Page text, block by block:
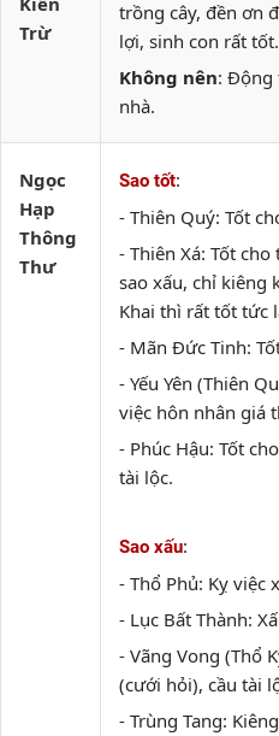
Trừ
trồng cây, đền ơn
lợi, sinh con rất tốt.
Không nên: Động
nhà.
Ngọc
Hạp
Thông
Thư
Sao tốt:
- Thiên Quý: Tốt
- Thiên Xá: Tốt
sao xấu, chỉ kiêng
Khai thì rất tốt tức
- Mãn Đức Tinh:
- Yếu Yên (Thiên
việc hôn nhân giá
- Phúc Hậu: Tốt
tài lộc.
Sao xấu:
- Thổ Phủ: Kỵ việc
- Lục Bất Thành:
- Vãng Vong (Thổ
(cưới hỏi), cầu tài
- Trùng Tang: